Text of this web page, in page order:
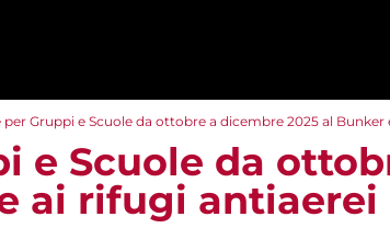
per Gruppi e Scuole da ottobre a dicembre 2025 al Bunker
e Scuole da
ai rifugi antiaerei